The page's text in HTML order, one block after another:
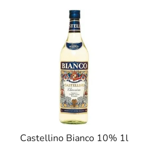
Castellino Bianco 10% 1l